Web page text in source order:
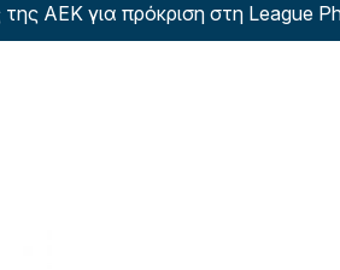
για πρόκριση στη League Phase